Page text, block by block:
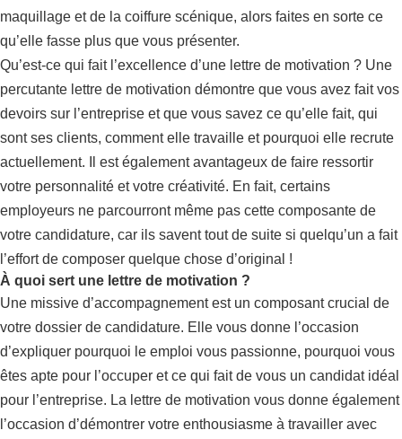
maquillage et de la coiffure scénique, alors faites en sorte ce
qu’elle fasse plus que vous présenter.
Qu’est-ce qui fait l’excellence d’une lettre de motivation ? Une
percutante lettre de motivation démontre que vous avez fait vos
devoirs sur l’entreprise et que vous savez ce qu’elle fait, qui
sont ses clients, comment elle travaille et pourquoi elle recrute
actuellement. Il est également avantageux de faire ressortir
votre personnalité et votre créativité. En fait, certains
employeurs ne parcourront même pas cette composante de
votre candidature, car ils savent tout de suite si quelqu’un a fait
l’effort de composer quelque chose d’original !
À quoi sert une lettre de motivation ?
Une missive d’accompagnement est un composant crucial de
votre dossier de candidature. Elle vous donne l’occasion
d’expliquer pourquoi le emploi vous passionne, pourquoi vous
êtes apte pour l’occuper et ce qui fait de vous un candidat idéal
pour l’entreprise. La lettre de motivation vous donne également
l’occasion d’démontrer votre enthousiasme à travailler avec